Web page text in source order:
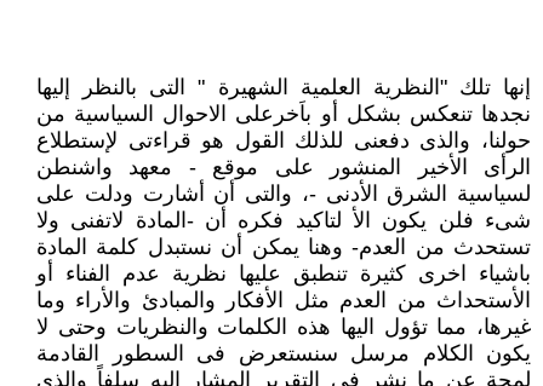
إنها تلك "النظرية العلمية الشهيرة " التى بالنظر إليها
نجدها تنعكس بشكل أو باَخرعلى الاحوال السياسية من
حولنا، والذى دفعنى للذلك القول هو قراءتى لإستطلاع
الرأى الأخير المنشور على موقع - معهد واشنطن
لسياسية الشرق الأدنى -، والتى أن أشارت ودلت على
شىء فلن يكون الأ لتاكيد فكره أن -المادة لاتفنى ولا
تستحدث من العدم- وهنا يمكن أن نستبدل كلمة المادة
باشياء اخرى كثيرة تنطبق عليها نظرية عدم الفناء أو
الأستحداث من العدم مثل الأفكار والمبادئ والأراء وما
غيرها، مما تؤول اليها هذه الكلمات والنظريات وحتى لا
يكون الكلام مرسل سنستعرض فى السطور القادمة
لمحة عن ما نشر فى التقرير المشار إليه سلفاً والذى